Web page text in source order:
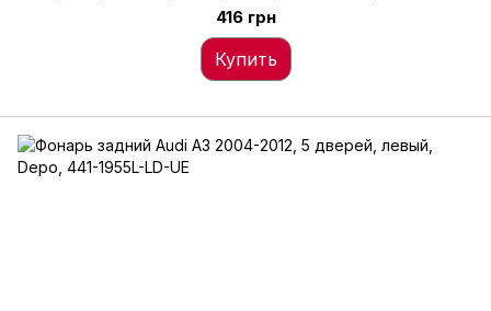
416 грн
Купить